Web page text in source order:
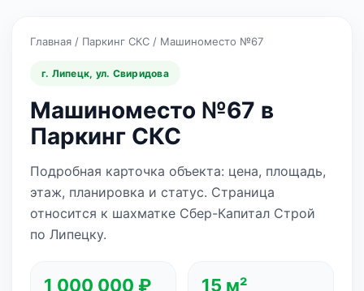
Главная / Паркинг СКС / Машиноместо №67
г. Липецк, ул. Свиридова
Машиноместо №67 в
Паркинг СКС
Подробная карточка объекта: цена, площадь,
этаж, планировка и статус. Страница
относится к шахматке Сбер-Капитал Строй
по Липецку.
1 000 000 ₽ 15 м²